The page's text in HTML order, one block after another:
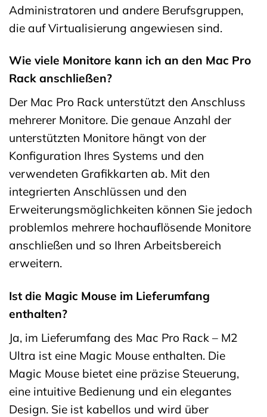
Administratoren und andere Berufsgruppen,
die auf Virtualisierung angewiesen sind.
Wie viele Monitore kann ich an den Mac Pro
Rack anschließen?
Der Mac Pro Rack unterstützt den Anschluss
mehrerer Monitore. Die genaue Anzahl der
unterstützten Monitore hängt von der
Konfiguration Ihres Systems und den
verwendeten Grafikkarten ab. Mit den
integrierten Anschlüssen und den
Erweiterungsmöglichkeiten können Sie jedoch
problemlos mehrere hochauflösende Monitore
anschließen und so Ihren Arbeitsbereich
erweitern.
Ist die Magic Mouse im Lieferumfang
enthalten?
Ja, im Lieferumfang des Mac Pro Rack – M2
Ultra ist eine Magic Mouse enthalten. Die
Magic Mouse bietet eine präzise Steuerung,
eine intuitive Bedienung und ein elegantes
Design. Sie ist kabellos und wird über